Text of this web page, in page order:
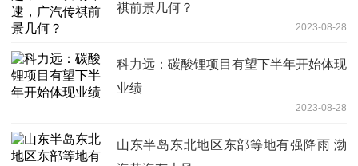
祺前景几何？
2023-08-28
科力远：碳酸锂项目有望下半年开始体现
业绩
2023-08-28
山东半岛东北地区东部等地有强降雨 渤